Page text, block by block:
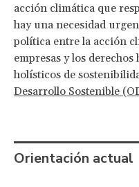
acción climática que
hay una necesidad
política entre la acción
empresas y los
holísticos de
Desarrollo Sostenible
Orientación actual